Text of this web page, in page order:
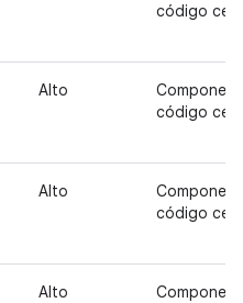
código
Alto
código
Alto
código
Alto